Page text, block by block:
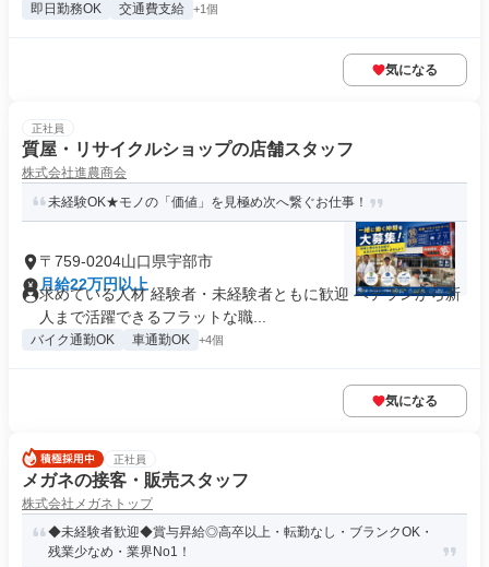
即日勤務OK 交通費支給 +1個
気になる
正社員
質屋・リサイクルショップの店舗スタッフ
株式会社進農商会
未経験OK★モノの「価値」を見極め次へ繋ぐお仕事！
〒759-0204山口県宇部市
月給22万円以上
求めている人材 経験者・未経験者ともに歓迎 ベテランから新
人まで活躍できるフラットな職...
バイク通勤OK 車通勤OK +4個
気になる
正社員
メガネの接客・販売スタッフ
株式会社メガネトップ
◆未経験者歓迎◆賞与昇給◎高卒以上・転勤なし・ブランクOK・
残業少なめ・業界No1！